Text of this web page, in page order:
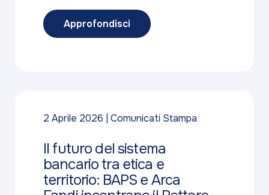
Approfondisci
2 Aprile 2026 Comunicati Stampa
Il futuro del sistema
bancario tra etica e
territorio: BAPS e Arca